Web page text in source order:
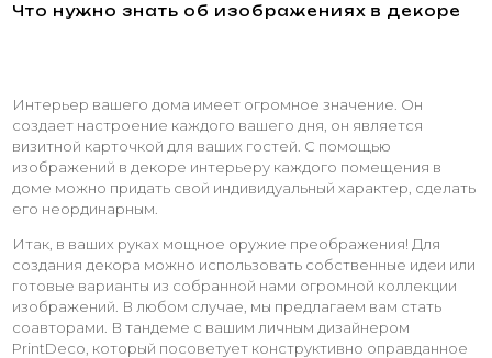
Что нужно знать об изображениях в декоре
Интерьер вашего дома имеет огромное значение. Он
создает настроение каждого вашего дня, он является
визитной карточкой для ваших гостей. С помощью
изображений в декоре интерьеру каждого помещения в
доме можно придать свой индивидуальный характер, сделать
его неординарным.
Итак, в ваших руках мощное оружие преображения! Для
создания декора можно использовать собственные идеи или
готовые варианты из собранной нами огромной коллекции
изображений. В любом случае, мы предлагаем вам стать
соавторами. В тандеме с вашим личным дизайнером
PrintDeco, который посоветует конструктивно оправданное